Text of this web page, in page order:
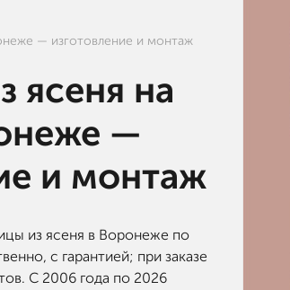
— изготовление и монтаж
ясеня на
—
и монтаж
из ясеня в Воронеже по
с гарантией; при заказе
С 2006 года по 2026